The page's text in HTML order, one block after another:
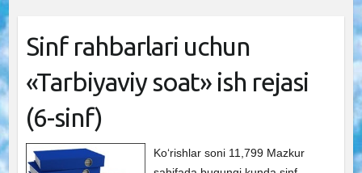
Sinf rahbarlari uchun
«Tarbiyaviy soat» ish rejasi
(6-sinf)
Ko‘rishlar soni 11,799 Mazkur